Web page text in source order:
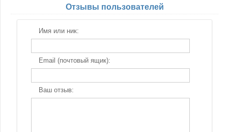
Отзывы пользователей
Имя или ник:
Email (почтовый ящик):
Ваш отзыв: